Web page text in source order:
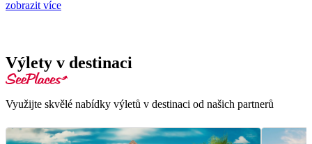
zobrazit více
Výlety v destinaci
Využijte skvělé nabídky výletů v destinaci od našich partnerů